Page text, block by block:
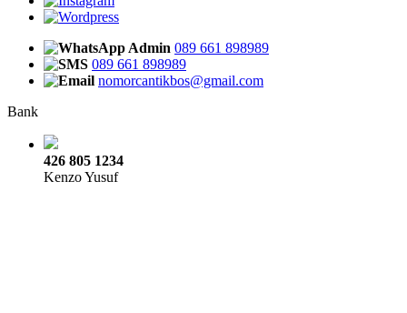
Admin 089 661 898989
089 661 898989
nomorcantikbos@gmail.com
Bank
426 805 1234
Kenzo Yusuf